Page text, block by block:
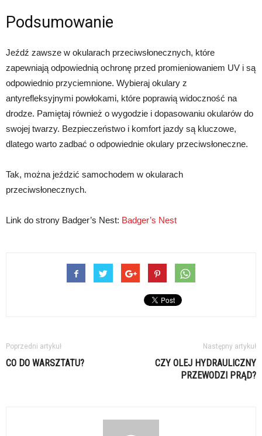
Podsumowanie
Jeźdź zawsze w okularach przeciwsłonecznych, które
zapewniają odpowiednią ochronę przed promieniowaniem UV i są
odpowiednio przyciemnione. Wybieraj okulary z
antyrefleksyjnymi powłokami, które poprawią widoczność na
drodze. Pamiętaj również o wygodzie i dopasowaniu okularów do
swojej twarzy. Bezpieczeństwo i komfort jazdy są kluczowe,
dlatego warto zadbać o odpowiednie okulary przeciwsłoneczne.
Tak, można jeździć samochodem w okularach
przeciwsłonecznych.
Link do strony Badger’s Nest: Badger’s Nest
Poprzedni artykuł
CO DO WARSZTATU?
Następny artykuł
CZY OLEJ HYDRAULICZNY
PRZEWODZI PRĄD?